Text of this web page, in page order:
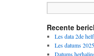
Recente
Les data 2de
Les datums
Datums